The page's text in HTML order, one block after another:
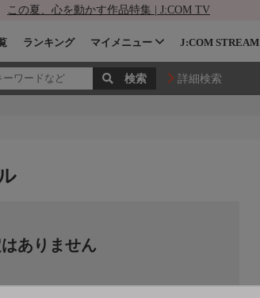
この夏、心を動かす作品特集 | J:COM TV
ランキング マイメニュー J:COM STREAM
詳細検索
ありません